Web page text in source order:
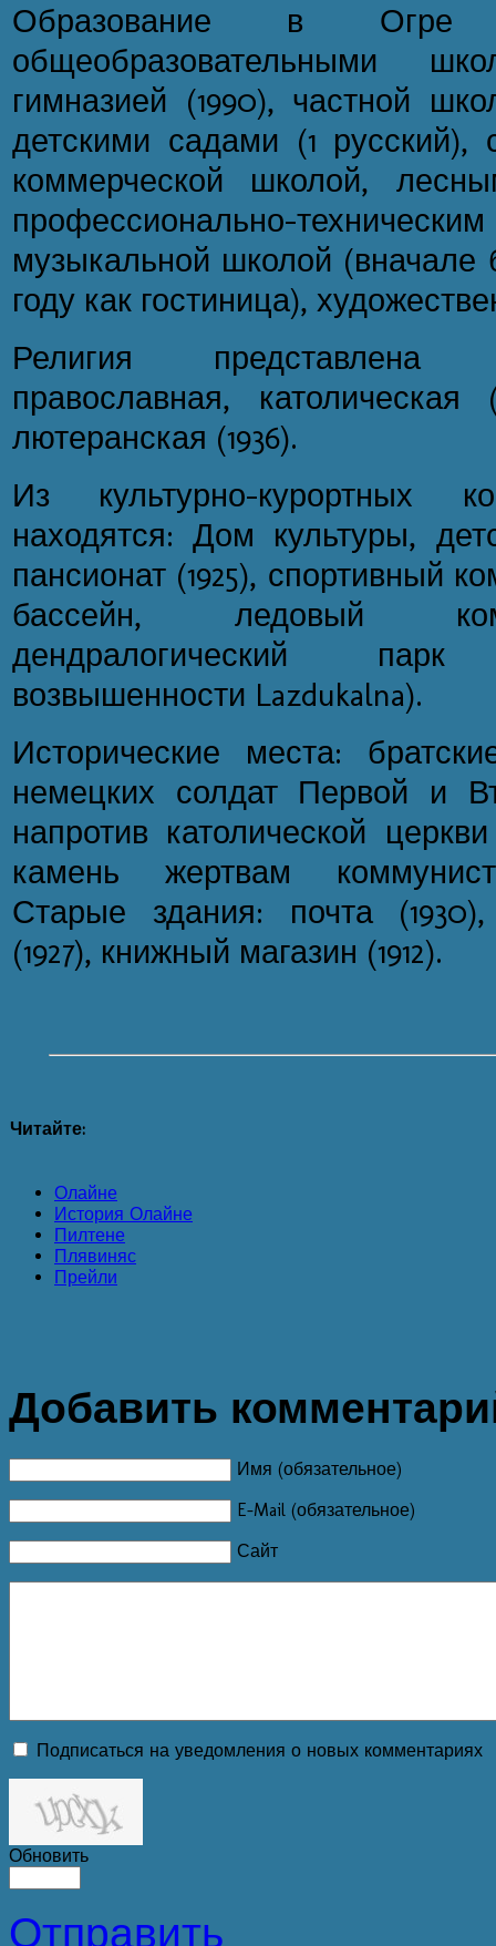
Образование в Огре
общеобразовательными
гимназией (1990), частной
детскими садами (1 русский),
коммерческой школой,
профессионально-
музыкальной школой (вначале
году как гостиница),
Религия представлена
православная, католическая
лютеранская (1936).
Из культурно-курортных
находятся: Дом культуры,
пансионат (1925), спортивный
бассейн, ледовый
дендралогический
возвышенности Lazdukalna).
Исторические места:
немецких солдат Первой и
напротив католической
камень жертвам
Старые здания: почта (1930),
(1927), книжный магазин (1912).
Читайте:
Олайне
История Олайне
Пилтене
Плявиняс
Прейли
Добавить
Имя (обязательное)
E-Mail (обязательное)
Сайт
Подписаться на уведомления о новых комментариях
Обновить
Отправить